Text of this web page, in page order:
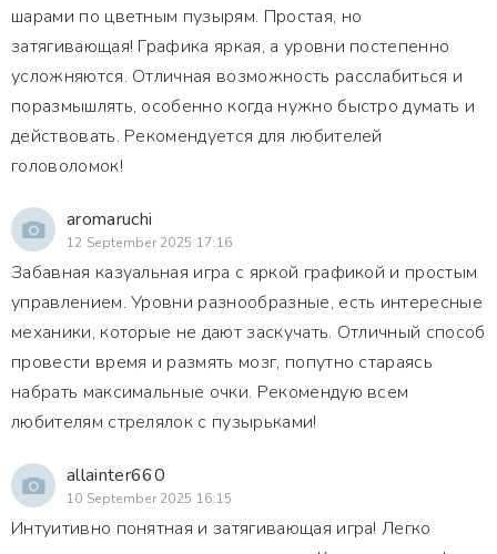
шарами по цветным пузырям. Простая, но
затягивающая! Графика яркая, а уровни постепенно
усложняются. Отличная возможность расслабиться и
поразмышлять, особенно когда нужно быстро думать и
действовать. Рекомендуется для любителей
головоломок!
aromaruchi
12 September 2025 17:16
Забавная казуальная игра с яркой графикой и простым
управлением. Уровни разнообразные, есть интересные
механики, которые не дают заскучать. Отличный способ
провести время и размять мозг, попутно стараясь
набрать максимальные очки. Рекомендую всем
любителям стрелялок с пузырьками!
allainter660
10 September 2025 16:15
Интуитивно понятная и затягивающая игра! Легко